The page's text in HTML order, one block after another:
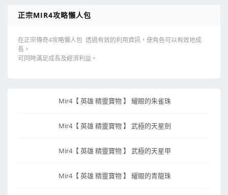
正宗MIR4攻略懶人包
在正宗傳奇4攻略懶人包 透過有效的利用資訊，使角色可以有效地成
長。
可同時滿足成長及經濟利益。
Mir4【 英雄 精靈寶物 】 耀眼的朱雀珠
Mir4【 英雄 精靈寶物 】 武極的天星劍
Mir4【 英雄 精靈寶物 】 武極的天星甲
Mir4【 英雄 精靈寶物 】 耀眼的青龍珠